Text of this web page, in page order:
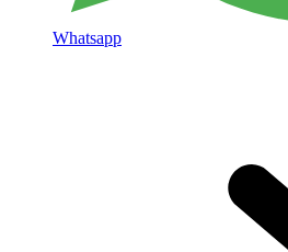
Whatsapp